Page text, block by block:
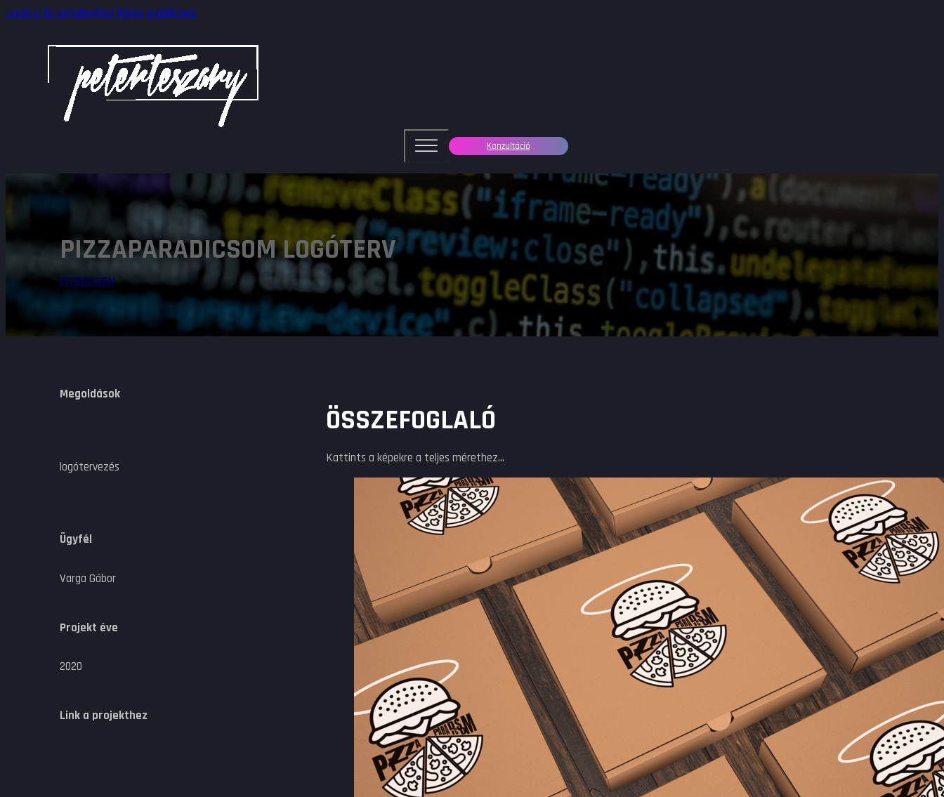
Ugrás a fő tartalomhoz Ugrás a lábléchez
Konzultáció
PIZZAPARADICSOM LOGÓTERV
WEBDESIGN
Megoldások
logótervezés
Ügyfél
Varga Gábor
Projekt éve
2020
Link a projekthez
ÖSSZEFOGLALÓ
Kattints a képekre a teljes mérethez...